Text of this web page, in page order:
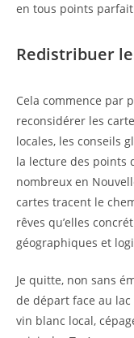
en tous points
Redistribuer
Cela commence par
reconsidérer les
locales, les conseils
la lecture des points
nombreux en
cartes tracent le
rêves qu’elles
géographiques et
Je quitte, non sans
de départ face au lac
vin blanc local,